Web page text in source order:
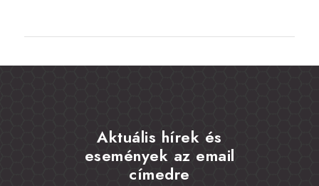
Aktuális hírek és
események az email
címedre